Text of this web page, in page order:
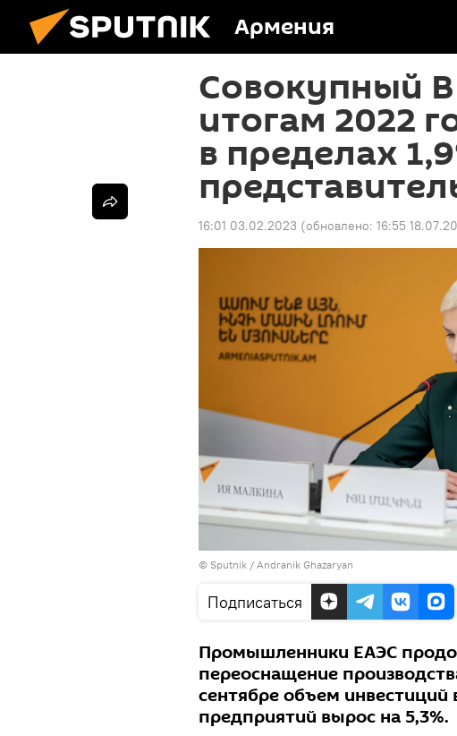
Армения
Совокупный
итогам 2022
в пределах
16:01 03.02.2023 (обновлено: 16:55
© Sputnik / Andranik Ghazaryan
Подписаться
Промышленники ЕАЭС
переоснащение
сентябре объем инвестиций
предприятий вырос на 5,3%.